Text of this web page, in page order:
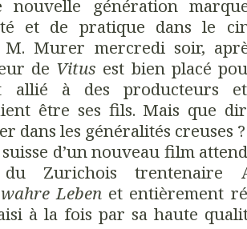
nouvelle génération
et de pratique dans le
Murer mercredi soir,
de Vitus est bien placé
allié à des producteurs
être ses fils. Mais que
dans les généralités creuses ?
d’un nouveau film
du Zurichois trentenaire
Lebenet entièrement
à la fois par sa haute